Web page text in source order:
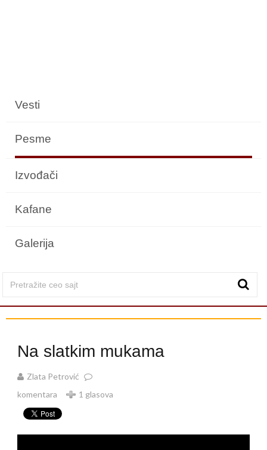
Vesti
Pesme
Izvođači
Kafane
Galerija
Na slatkim mukama
Zlata Petrović
komentara
1 glasova